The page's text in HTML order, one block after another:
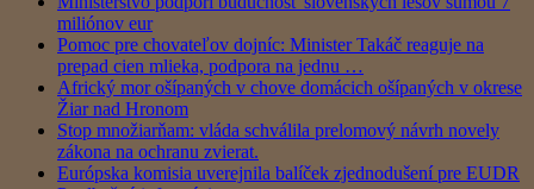
miliónov eur
Pomoc pre chovateľov dojníc: Minister Takáč reaguje na
prepad cien mlieka, podpora na jednu …
Africký mor ošípaných v chove domácich ošípaných v okrese
Žiar nad Hronom
Stop množiarňam: vláda schválila prelomový návrh novely
zákona na ochranu zvierat.
Európska komisia uverejnila balíček zjednodušení pre EUDR